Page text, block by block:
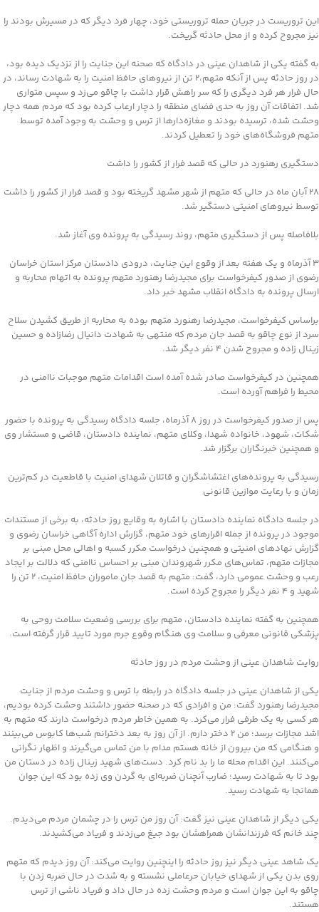
این تروریست در جریان حمله تروریستی خود، چهار فرد دیگر که در مسیرش بودند را
نیز مجروح کرده و از محل حادثه گریخت.
به گفته یکی از شاهدان عینی در دادگاه که صحنه این جنایت را از نزدیک دیده بود،
در روز حادثه پس از آنکه متهم،۲ تن از نیروهای حافظ امنیت را به شهادت رساند، در
حال فرار هر فرد دیگری را که سر راهش قرار داشت با چاقو می‌زد و سپس متواری
شد. اتفاقات آن روز به حدی فضای منطقه را دچار ارعاب کرده بود که مردم همه دچار
وحشت شده، ترسیده بودند و مغازه‌دارها از ترس و وحشت به وجود آمده توسط
متهم فروشگاه‌های خود را تعطیل کردند.
دستگیری رهنورد در حالی که قصد فرار از کشور را داشت
۲۸ آبان ماه در حالی که متهم از شهر مشهد گریخته بود و قصد فرار از کشور را داشت
توسط نیروهای امنیتی دستگیر شد.
بلافاصله پس از دستگیری متهم، روند رسیدگی به پرونده وی آغاز شد.
۳ آذرماه و یک هفته بعد از وقوع این جنایت، درودی دادستان مرکز استان خراسان
رضوی از صدور کیفرخواست برای مجیدرضا رهنورد متهم پرونده به اتهام محاربه و
ارسال پرونده به دادگاه انقلاب مشهد خبر داد.
براساس کیفرخواست، مجیدرضا رهنورد متهم بوده به محاربه از طریق کشیدن سلاح
سرد از نوع چاقو به قصد جان مردم که منتهی به شهادت دانیال رضازاده و حسین
زینال زاده و مجروح شدن ۴ نفر دیگر شد.
همچنین در کیفرخواست صادر شده آمده است اقدامات متهم موجبات ناامنی در
محیط را فراهم آورده است.
پس از صدور کیفرخواست در روز ۸ آذرماه، جلسه دادگاه رسیدگی به پرونده با حضور
شکات، شهود، خانواده شهدا، وکلای متهم، نماینده دادستان، قاضی و مستشار وی
و همچنین خبرنگاران برگزار شد.
رسیدگی به پرونده‌های اغتشاشگران و قاتلان شهدای امنیت با قاطعیت در کم‌ترین
زمان و با رعایت موازین قانونی
در جلسه دادگاه نماینده دادستان با اشاره به وقایع روز حادثه، به برخی از مستندات
موجود در پرونده از جمله اقرارهای خود متهم، گزارش اداره آگاهی خراسان رضوی و
گزارش نهادهای امنیتی و همچنین درخواست‌ مکرر کسبه و اهالی محل مبنی بر
مجازات متهم، تماس‌های مکرر شهروندان مبنی بر احساس ناامنی که دلالت بر ایجاد
رعب و وحشت عمومی دارد، گفت: متهم به قصد جان ماموران حافظ امنیت، ۲ تن را
شهید و ۴ نفر دیگر را مجروح کرده است.
همچنین به گفته نماینده دادستان، متهم برای بررسی وضعیت سلامت روحی به
پزشکی قانونی معرفی و سلامت وی هنگام وقوع جرم مورد تایید قرار گرفته است.
روایت شاهدان عینی از وحشت مردم در روز حادثه
یکی از شاهدان عینی در جلسه دادگاه در رابطه با ترس و وحشت مردم از جنایت
مجیدرضا رهنورد گفت: من و افرادی که در صحنه حضور داشتند وحشت کرده بودیم،
هر کسی به یک طرفی فرار می‌کرد. به همین خاطر مردم درخواست دارند که متهم به
اشد مجازات برسد؛ من ۲ دختر دارم. از آن روز به بعد دخترانم شب‌ها کابوس می‌بینند
و هنگامی که من بیرون از خانه هستم مدام با من تماس می‌گیرند و اظهار نگرانی
می‌کنند. این اقدام محله ما را بد نام کرد. دست‌های شهید زینال زاده در دستان من
بود تا به شهادت رسید؛ ضارب آنچنان ضربه‌ای به گردن وی زده بود که این جوان
همانجا به شهادت رسید.
یکی دیگر از شاهدان عینی نیز گفت: آن روز من ترس را در چشمان مردم می‌دیدم.
چند خانم که فرزندانشان همراهشان بود جیغ می‌زدند و فریاد می‌کشیدند.
یک شاهد عینی دیگر نیز روز حادثه را اینچنین روایت می‌کند: آن روز دیدم که متهم
روی بدن یکی از شهدای خیابان حرعاملی نشسته و به شدت در حال ضربه زدن با
چاقو به این جوان است و مردم وحشت زده در حال داد و فریاد ناشی از ترس
هستند.